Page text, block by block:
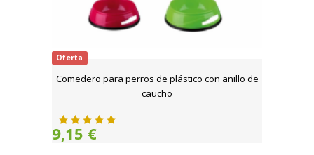
Oferta
Comedero para perros de plástico con anillo de
caucho
9,15 €